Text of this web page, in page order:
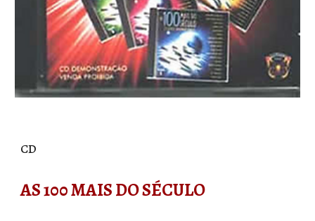
CD
AS 100 MAIS DO SÉCULO